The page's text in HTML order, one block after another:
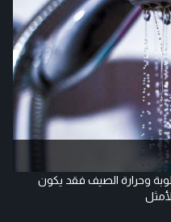
وحرارة الصيف فقد يكون